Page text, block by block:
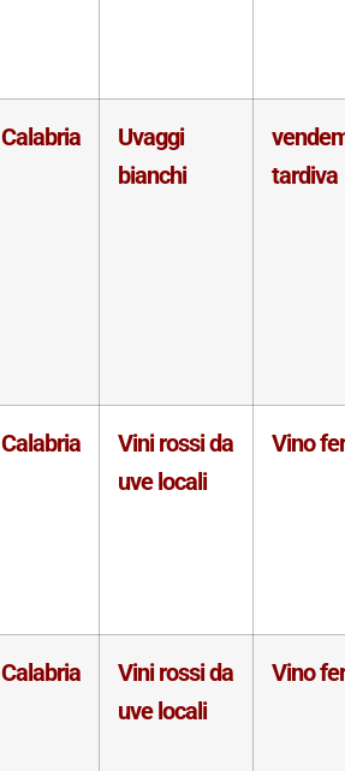
Calabria
Uvaggi
bianchi
tardiva
Calabria
Vini rossi da
uve locali
Vino
Calabria
Vini rossi da
uve locali
Vino